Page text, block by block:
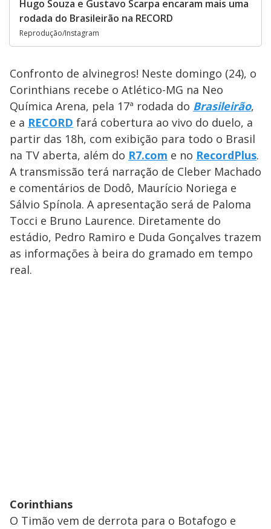
Hugo Souza e Gustavo Scarpa encaram mais uma
rodada do Brasileirão na RECORD
Reprodução/Instagram
Confronto de alvinegros! Neste domingo (24), o
Corinthians recebe o Atlético-MG na Neo
Química Arena, pela 17ª rodada do Brasileirão,
e a RECORD fará cobertura ao vivo do duelo, a
partir das 18h, com exibição para todo o Brasil
na TV aberta, além do R7.com e no RecordPlus.
A transmissão terá narração de Cleber Machado
e comentários de Dodô, Maurício Noriega e
Sálvio Spínola. A apresentação será de Paloma
Tocci e Bruno Laurence. Diretamente do
estádio, Pedro Ramiro e Duda Gonçalves trazem
as informações à beira do gramado em tempo
real.
Corinthians
O Timão vem de derrota para o Botafogo e